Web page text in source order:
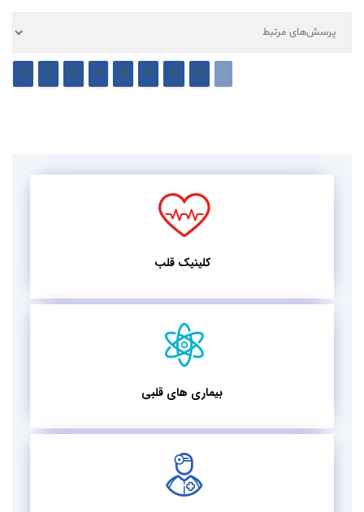
1
2
3
4
5
6
7
8
9
کلینیک قلب
بیماری های قلبی